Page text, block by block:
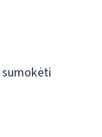
sumokėti